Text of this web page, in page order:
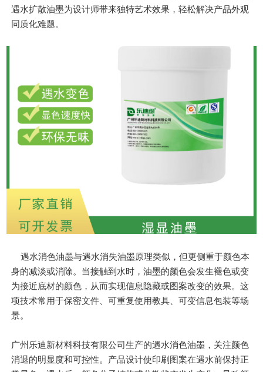
遇水扩散油墨为设计师带来独特艺术效果，轻松解决产品外观
同质化难题。
遇水消色油墨与遇水消失油墨原理类似，但更侧重于颜色本
身的减淡或消除。当接触到水时，油墨的颜色会发生褪色或变
为接近底材的颜色，从而实现信息隐藏或图案改变的效果。这
项技术常用于保密文件、可重复使用教具、可变信息包装等场
景。
广州乐迪新材料科技有限公司生产的遇水消色油墨，关注颜色
消退的明显度和可控性。产品设计使印刷图案在遇水前保持正